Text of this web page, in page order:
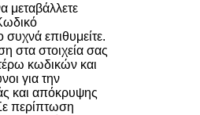
μεταβάλλετε
επιθυμείτε.
στα στοιχεία σας
κωδικών και
για την
και απόκρυψης
περίπτωση